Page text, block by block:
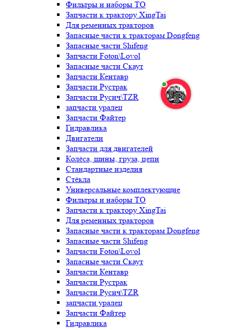
Фильтры и наборы ТО
Запчасти к трактору XingTai
Для ременных тракторов
Запасные части к тракторам Dongfeng
Запасные части Shifeng
Запчасти Foton\Lovol
Запасные части Скаут
Запчасти Кентавр
Запчасти Рустрак
Запчасти Русич\TZR
запчасти уралец
Запчасти Файтер
Гидравлика
Двигатели
Запчасти для двигателей
Колёса, шины, груза, цепи
Стандартные изделия
Стёкла
Универсальные комплектующие
Фильтры и наборы ТО
Запчасти к трактору XingTai
Для ременных тракторов
Запасные части к тракторам Dongfeng
Запасные части Shifeng
Запчасти Foton\Lovol
Запасные части Скаут
Запчасти Кентавр
Запчасти Рустрак
Запчасти Русич\TZR
запчасти уралец
Запчасти Файтер
Гидравлика